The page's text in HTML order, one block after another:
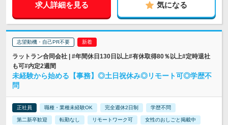
求人詳細を見る 気になる
志望動機・自己PR不要
ラットラン合同会社 | #年間休日130日以上#有休取得80％以上#定時退社
も可#内定2週間
未経験から始める【事務】◎土日祝休み◎リモート可◎学歴不
問
正社員 職種・業種未経験OK 完全週休2日制 学歴不問
第二新卒歓迎 転勤なし リモートワーク可 女性のおしごと掲載中